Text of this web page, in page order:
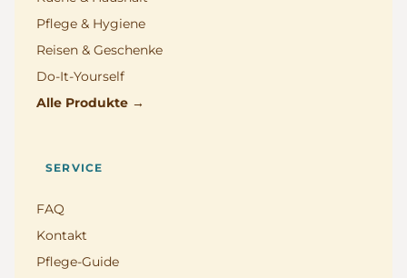
Pflege & Hygiene
Reisen & Geschenke
Do-It-Yourself
Alle Produkte →
SERVICE
FAQ
Kontakt
Pflege-Guide